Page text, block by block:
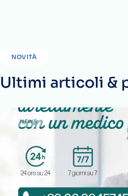
NOVITÀ
Ultimi articoli &
NEWS